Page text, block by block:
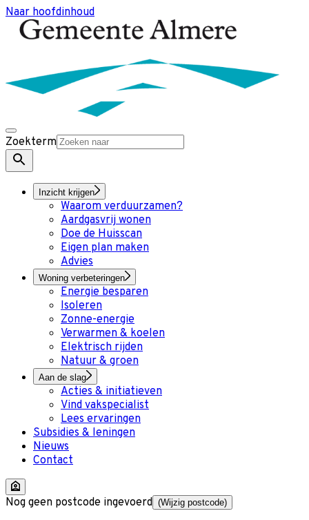
Naar hoofdinhoud
Zoekterm
Inzicht krijgen
Waarom verduurzamen?
Aardgasvrij wonen
Doe de Huisscan
Eigen plan maken
Advies
Woning verbeteringen
Energie besparen
Isoleren
Zonne-energie
Verwarmen & koelen
Elektrisch rijden
Natuur & groen
Aan de slag
Acties & initiatieven
Vind vakspecialist
Lees ervaringen
Subsidies & leningen
Nieuws
Contact
Nog geen postcode ingevoerd (Wijzig postcode)